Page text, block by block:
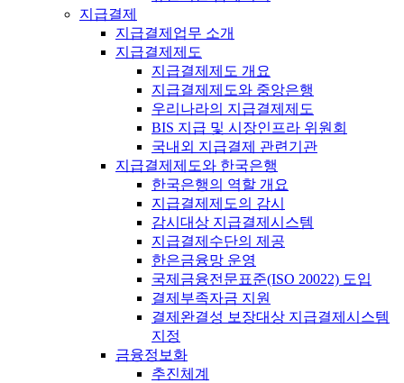
지급결제
지급결제업무 소개
지급결제제도
지급결제제도 개요
지급결제제도와 중앙은행
우리나라의 지급결제제도
BIS 지급 및 시장인프라 위원회
국내외 지급결제 관련기관
지급결제제도와 한국은행
한국은행의 역할 개요
지급결제제도의 감시
감시대상 지급결제시스템
지급결제수단의 제공
한은금융망 운영
국제금융전문표준(ISO 20022) 도입
결제부족자금 지원
결제완결성 보장대상 지급결제시스템
지정
금융정보화
추진체계